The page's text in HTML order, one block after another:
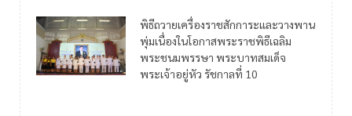
พิธีถวายเครื่องราชสักการะและวางพาน
พุ่มเนื่องในโอกาสพระราชพิธีเฉลิม
พระชนมพรรษา พระบาทสมเด็จ
พระเจ้าอยู่หัว รัชกาลที่ 10